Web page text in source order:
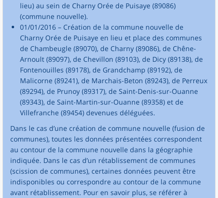
lieu) au sein de Charny Orée de Puisaye (89086)
(commune nouvelle).
01/01/2016 – Création de la commune nouvelle de
Charny Orée de Puisaye en lieu et place des communes
de Chambeugle (89070), de Charny (89086), de Chêne-
Arnoult (89097), de Chevillon (89103), de Dicy (89138), de
Fontenouilles (89178), de Grandchamp (89192), de
Malicorne (89241), de Marchais-Beton (89243), de Perreux
(89294), de Prunoy (89317), de Saint-Denis-sur-Ouanne
(89343), de Saint-Martin-sur-Ouanne (89358) et de
Villefranche (89454) devenues déléguées.
Dans le cas d’une création de commune nouvelle (fusion de
communes), toutes les données présentées correspondent
au contour de la commune nouvelle dans la géographie
indiquée. Dans le cas d’un rétablissement de communes
(scission de communes), certaines données peuvent être
indisponibles ou correspondre au contour de la commune
avant rétablissement. Pour en savoir plus, se référer à